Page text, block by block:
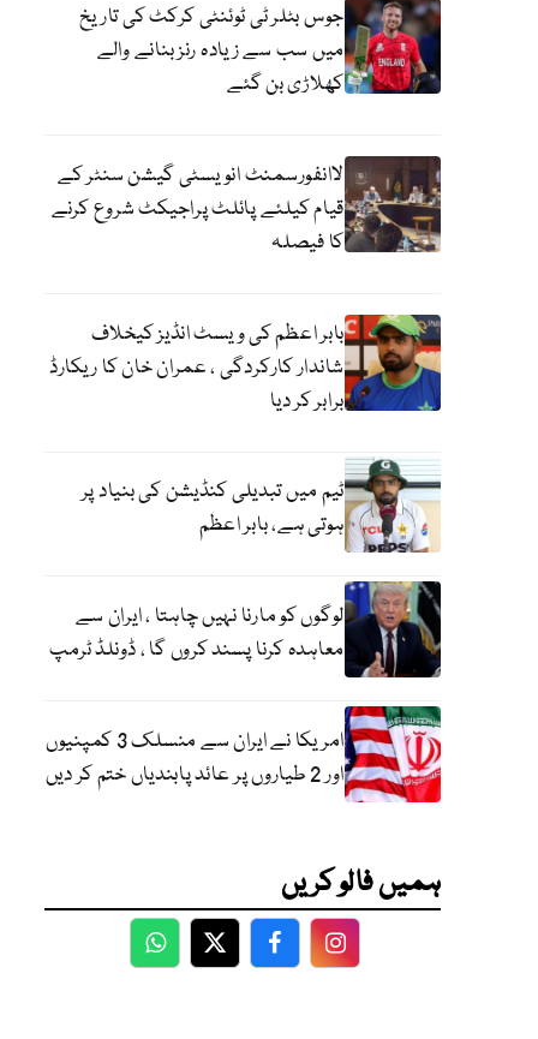
جوس بٹلر ٹی ٹوئنٹی کرکٹ کی تاریخ
میں سب سے زیادہ رنز بنانے والے
کھلاڑی بن گئے
لاانفورسمنٹ انویسٹی گیشن سنٹر کے
قیام کیلئے پائلٹ پراجیکٹ شروع کرنے
کا فیصلہ
بابر اعظم کی ویسٹ انڈیز کیخلاف
شاندار کارکردگی ، عمران خان کا ریکارڈ
برابر کر دیا
ٹیم میں تبدیلی کنڈیشن کی بنیاد پر
ہوتی ہے، بابر اعظم
لوگوں کو مارنا نہیں چاہتا ، ایران سے
معاہدہ کرنا پسند کروں گا ، ڈونلڈ ٹرمپ
امریکا نے ایران سے منسلک 3 کمپنیوں
اور 2 طیاروں پر عائد پابندیاں ختم کر دیں
ہمیں فالو کریں
WhatsApp
TwitterFacebookFacebook